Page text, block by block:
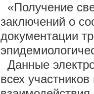
«Получение
заключений о
документации
Данные
всех